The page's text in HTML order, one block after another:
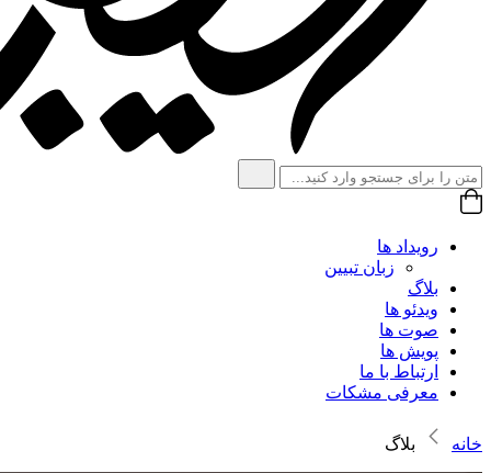
رویداد ها
زبان تبیین
بلاگ
ویدئو ها
صوت ها
پویش ها
ارتباط با ما
معرفی مشکات
خانه بلاگ